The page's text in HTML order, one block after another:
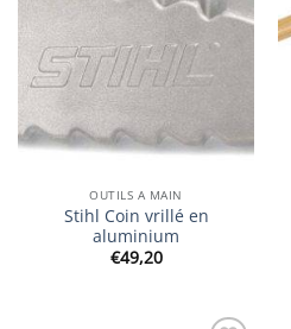
OUTILS A MAIN
Stihl Coin vrillé en
aluminium
€49,20